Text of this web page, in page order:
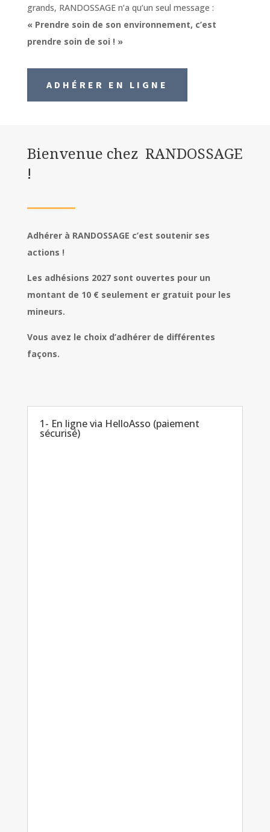
grands, RANDOSSAGE n’a qu’un seul message :
« Prendre soin de son environnement, c’est
prendre soin de soi ! »
ADHÉRER EN LIGNE
Bienvenue chez RANDOSSAGE
!
Adhérer à RANDOSSAGE c’est soutenir ses
actions !
Les adhésions 2027 sont ouvertes pour un
montant de 10 € seulement er gratuit pour les
mineurs.
Vous avez le choix d’adhérer de différentes
façons.
1- En ligne via HelloAsso (paiement
sécurisé)